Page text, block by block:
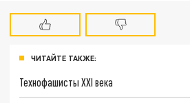
ЧИТАЙТЕ ТАКЖЕ:
Технофашисты XXI века